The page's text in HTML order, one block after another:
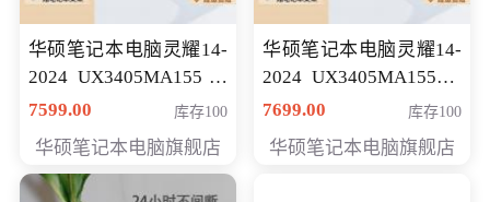
华硕笔记本电脑灵耀14-
2024 UX3405MA155冰
川银 oled 智慧轻薄本 会
7599.00 库存100
华硕笔记本电脑旗舰店
华硕笔记本电脑灵耀14-
2024 UX3405MA155夜
空蓝 oled 智慧轻薄本 会
7699.00 库存100
华硕笔记本电脑旗舰店